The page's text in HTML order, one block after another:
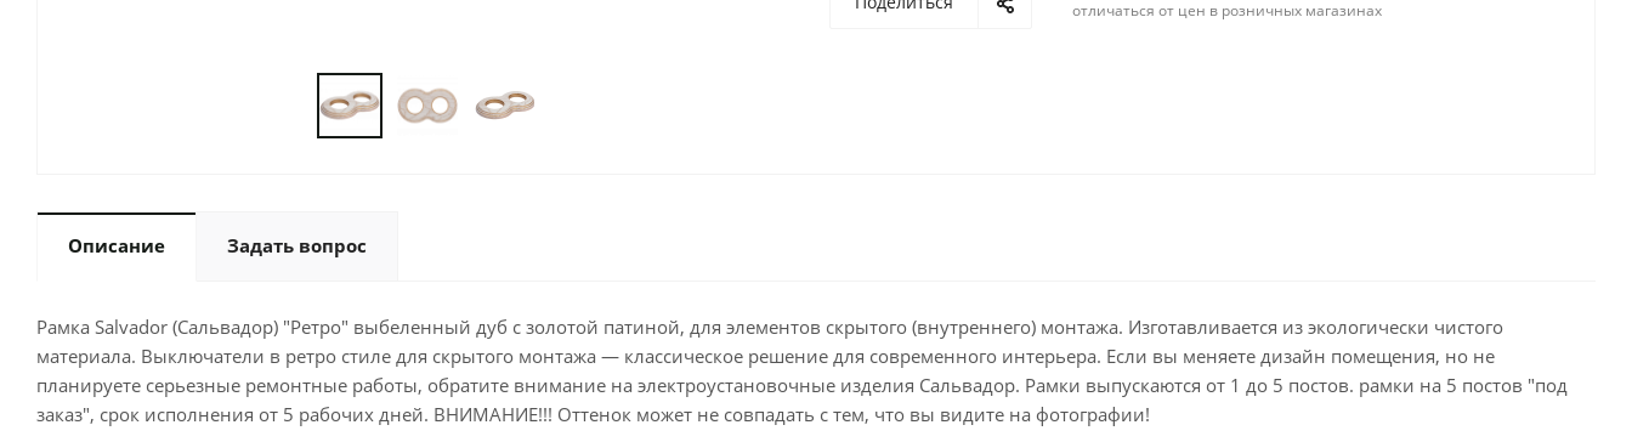
отличаться от цен в розничных магазинах
Описание Задать вопрос
Рамка Salvador (Сальвадор) "Ретро" выбеленный дуб с золотой патиной, для элементов скрытого (внутреннего) монтажа. Изготавливается из экологически чистого
материала. Выключатели в ретро стиле для скрытого монтажа — классическое решение для современного интерьера. Если вы меняете дизайн помещения, но не
планируете серьезные ремонтные работы, обратите внимание на электроустановочные изделия Сальвадор. Рамки выпускаются от 1 до 5 постов. рамки на 5 постов "под
заказ", срок исполнения от 5 рабочих дней. ВНИМАНИЕ!!! Оттенок может не совпадать с тем, что вы видите на фотографии!